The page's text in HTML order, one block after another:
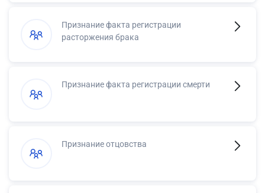
Признание факта регистрации
расторжения брака
Признание факта регистрации смерти
Признание отцовства